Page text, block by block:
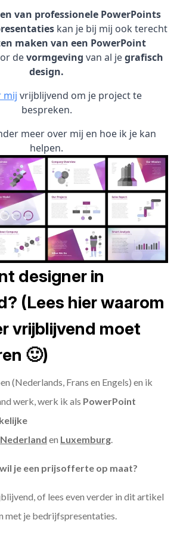
van professionele PowerPoints
kan je bij mij ook terecht
maken van een PowerPoint
devormgeving van al jegrafisch
design.
mij vrijblijvend om je project te
bespreken.
meer over mij en hoe ik je kan
helpen.
designer in
(Lees hier waarom
vrijblijvend moet
🙂)
(Nederlands, Frans en Engels) en ik
werk, werk ik als PowerPoint
Nederland en Luxemburg.
je een prijsofferte op maat?
of lees even verder in dit artikel
met je bedrijfspresentaties.